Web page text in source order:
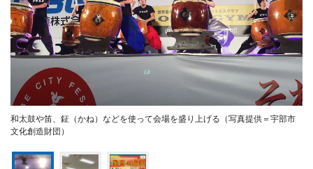
和太鼓や笛、鉦（かね）などを使って会場を盛り上げる（写真提供＝宇部市
文化創造財団）